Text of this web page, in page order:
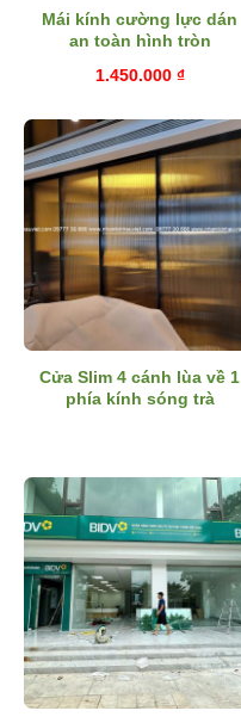
Mái kính cường lực dán
an toàn hình tròn
1.450.000 ₫
Cửa Slim 4 cánh lùa về 1
phía kính sóng trà